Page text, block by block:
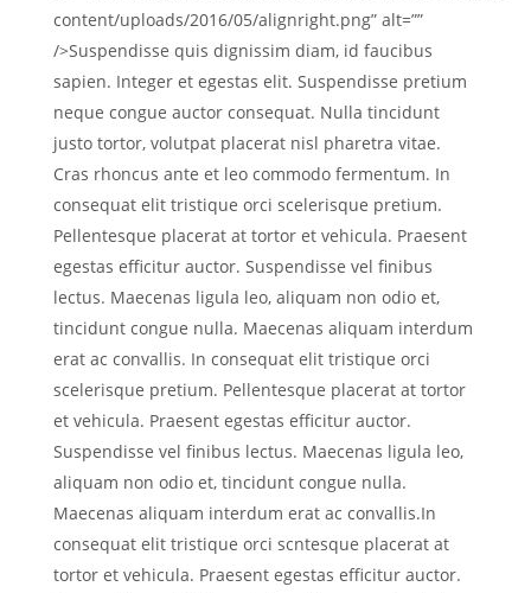
content/uploads/2016/05/alignright.png” alt=””
/>Suspendisse quis dignissim diam, id faucibus
sapien. Integer et egestas elit. Suspendisse pretium
neque congue auctor consequat. Nulla tincidunt
justo tortor, volutpat placerat nisl pharetra vitae.
Cras rhoncus ante et leo commodo fermentum. In
consequat elit tristique orci scelerisque pretium.
Pellentesque placerat at tortor et vehicula. Praesent
egestas efficitur auctor. Suspendisse vel finibus
lectus. Maecenas ligula leo, aliquam non odio et,
tincidunt congue nulla. Maecenas aliquam interdum
erat ac convallis. In consequat elit tristique orci
scelerisque pretium. Pellentesque placerat at tortor
et vehicula. Praesent egestas efficitur auctor.
Suspendisse vel finibus lectus. Maecenas ligula leo,
aliquam non odio et, tincidunt congue nulla.
Maecenas aliquam interdum erat ac convallis.In
consequat elit tristique orci scntesque placerat at
tortor et vehicula. Praesent egestas efficitur auctor.